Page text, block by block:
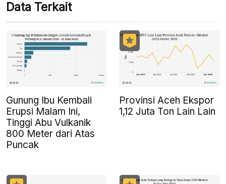
Data Terkait
Gunung Ibu Kembali
Erupsi Malam Ini,
Tinggi Abu Vulkanik
800 Meter dari Atas
Puncak
Provinsi Aceh Ekspor
1,12 Juta Ton Lain Lain